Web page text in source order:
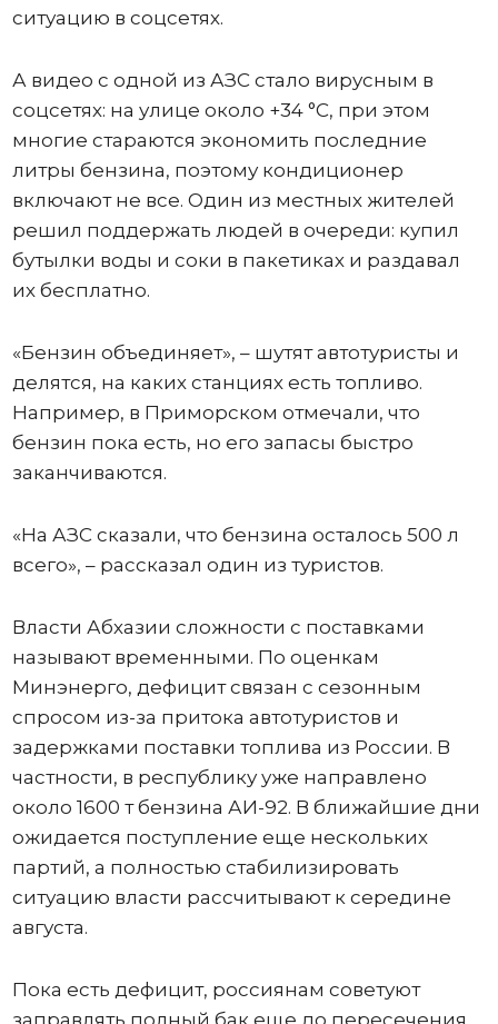
ситуацию в соцсетях.
А видео с одной из АЗС стало вирусным в
соцсетях: на улице около +34 °C, при этом
многие стараются экономить последние
литры бензина, поэтому кондиционер
включают не все. Один из местных жителей
решил поддержать людей в очереди: купил
бутылки воды и соки в пакетиках и раздавал
их бесплатно.
«Бензин объединяет», – шутят автотуристы и
делятся, на каких станциях есть топливо.
Например, в Приморском отмечали, что
бензин пока есть, но его запасы быстро
заканчиваются.
«На АЗС сказали, что бензина осталось 500 л
всего», – рассказал один из туристов.
Власти Абхазии сложности с поставками
называют временными. По оценкам
Минэнерго, дефицит связан с сезонным
спросом из-за притока автотуристов и
задержками поставки топлива из России. В
частности, в республику уже направлено
около 1600 т бензина АИ-92. В ближайшие дни
ожидается поступление еще нескольких
партий, а полностью стабилизировать
ситуацию власти рассчитывают к середине
августа.
Пока есть дефицит, россиянам советуют